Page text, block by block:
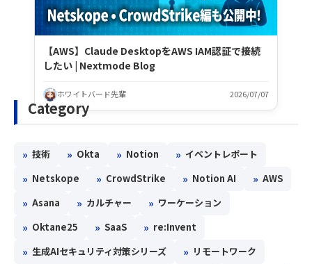
【AWS】Claude DesktopをAWS IAM認証で接続
したい | Nextmode Blog
ホワイトバード先輩 2026/07/07
Category
» 技術 » Okta » Notion » イベントレポート
» Netskope » CrowdStrike » Notion AI » AWS
» Asana » カルチャー » ワーケーション
» Oktane25 » SaaS » re:Invent
» 生成AIセキュリティ対策シリーズ » リモートワーク